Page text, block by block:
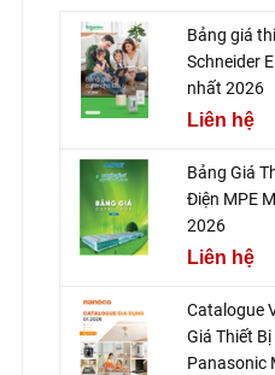
Bảng giá
Schneider
nhất 2026
Liên hệ
Bảng Giá
Điện MPE
2026
Liên hệ
Catalogue
Giá Thiết Bị
Panasonic